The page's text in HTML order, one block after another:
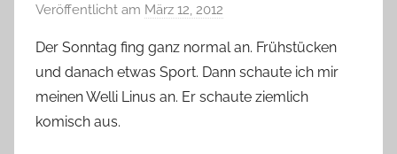
Produkttests
vieles
mehr
Veröffentlicht am März 12, 2012
n
Y
v
Der Sonntag fing ganz normal an. Frühstücken
und danach etwas Sport. Dann schaute ich mir
meinen Welli Linus an. Er schaute ziemlich
komisch aus.